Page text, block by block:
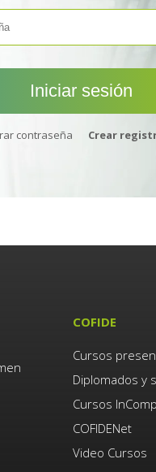
contraseña Crear
COFIDE
Cursos
Diplomados y
Cursos
COFIDENet
Video Cursos